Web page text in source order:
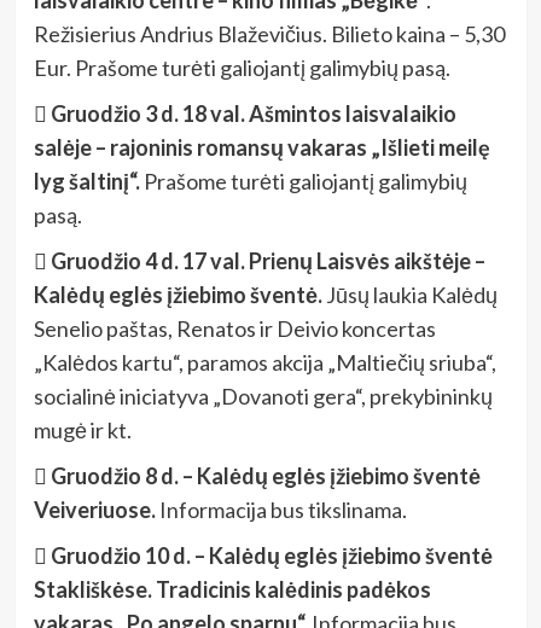
Režisierius Andrius Blaževičius. Bilieto kaina – 5,30
Eur. Prašome turėti galiojantį galimybių pasą.
 Gruodžio 3 d. 18 val. Ašmintos laisvalaikio
salėje – rajoninis romansų vakaras „Išlieti meilę
lyg šaltinį“.Prašome turėti galiojantį galimybių
pasą.
 Gruodžio 4 d. 17 val. Prienų Laisvės aikštėje –
Kalėdų eglės įžiebimo šventė.Jūsų laukia Kalėdų
Senelio paštas, Renatos ir Deivio koncertas
„Kalėdos kartu“, paramos akcija „Maltiečių sriuba“,
socialinė iniciatyva „Dovanoti gera“, prekybininkų
mugė ir kt.
 Gruodžio 8 d. – Kalėdų eglės įžiebimo šventė
Veiveriuose.Informacija bus tikslinama.
 Gruodžio 10 d. – Kalėdų eglės įžiebimo šventė
Stakliškėse. Tradicinis kalėdinis padėkos
vakaras „Po angelo sparnu“. Informacija bus